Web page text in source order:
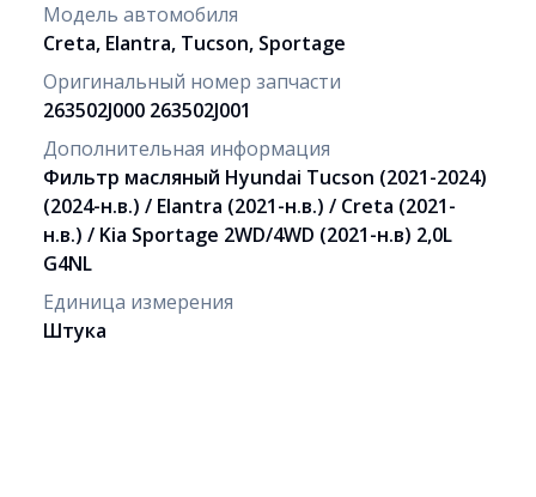
Модель автомобиля
Creta, Elantra, Tucson, Sportage
Оригинальный номер запчасти
263502J000 263502J001
Дополнительная информация
Фильтр масляный Hyundai Tucson (2021-2024)
(2024-н.в.) / Elantra (2021-н.в.) / Creta (2021-
н.в.) / Kia Sportage 2WD/4WD (2021-н.в) 2,0L
G4NL
Единица измерения
Штука